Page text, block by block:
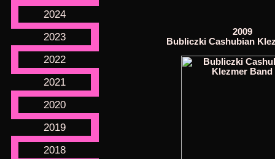
2024
2023
2022
2021
2020
2019
2018
2009
Bubliczki Cashubian